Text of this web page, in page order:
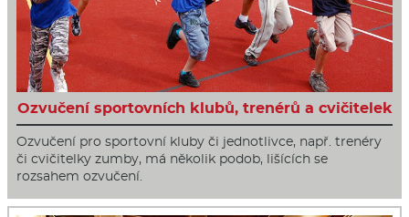
Ozvučení sportovních klubů, trenérů a cvičitelek
Ozvučení pro sportovní kluby či jednotlivce, např. trenéry
či cvičitelky zumby, má několik podob, lišících se
rozsahem ozvučení.